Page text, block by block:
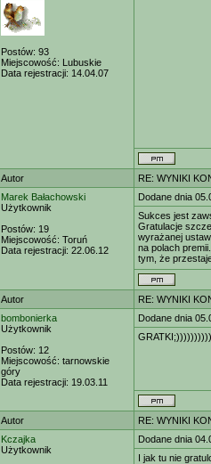
Postów: 93
Miejscowość: Lubuskie
Data rejestracji: 14.04.07
Autor
RE: WYNIKI
Marek Bałachowski
Użytkownik
Postów: 19
Miejscowość: Toruń
Data rejestracji: 22.06.12
Dodane dnia
Sukces jest
Gratulacje
wyrażanej
na polach
tym, że
Autor
RE: WYNIKI
bombonierka
Użytkownik
Postów: 12
Miejscowość: tarnowskie
góry
Data rejestracji: 19.03.11
Dodane dnia
Autor
RE: WYNIKI
Kczajka
Użytkownik
Dodane dnia
I jak tu nie